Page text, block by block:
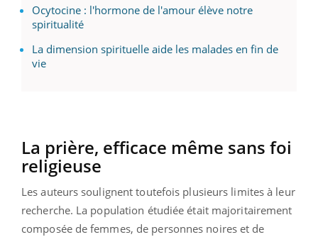
Ocytocine : l'hormone de l'amour élève notre
spiritualité
La dimension spirituelle aide les malades en fin de
vie
La prière, efficace même sans foi
religieuse
Les auteurs soulignent toutefois plusieurs limites à leur
recherche. La population étudiée était majoritairement
composée de femmes, de personnes noires et de